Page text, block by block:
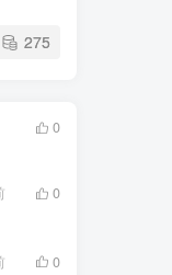
275
0
0
0